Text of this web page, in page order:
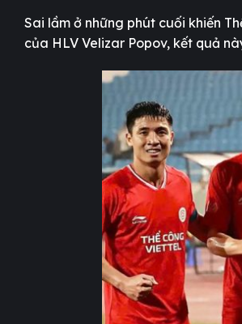
Sai lầm ở những phút cuối khiến
của HLV Velizar Popov, kết quả